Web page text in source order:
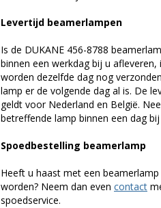
Levertijd beamerlampen
Is de DUKANE 456-8788
binnen een werkdag bij u
worden dezelfde dag nog
lamp er de volgende dag al is. De
geldt voor Nederland en België.
betreffende lamp binnen een dag
Spoedbestelling beamerlamp
Heeft u haast met een
worden? Neem dan even contact
spoedservice.